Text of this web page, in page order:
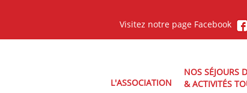
Visitez notre page Facebook
L'ASSOCIATION
NOS SÉJOURS
& ACTIVITÉS